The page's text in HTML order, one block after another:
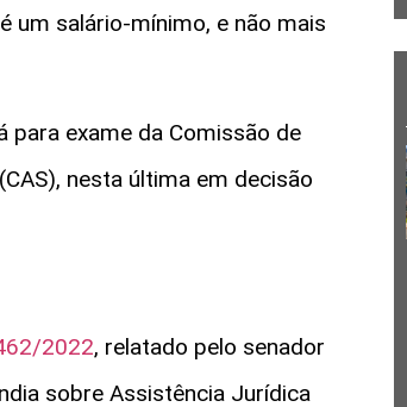
um salário-mínimo, e não mais
para exame da Comissão de
nesta última em decisão
2022, relatado pelo senador
sobre Assistência Jurídica